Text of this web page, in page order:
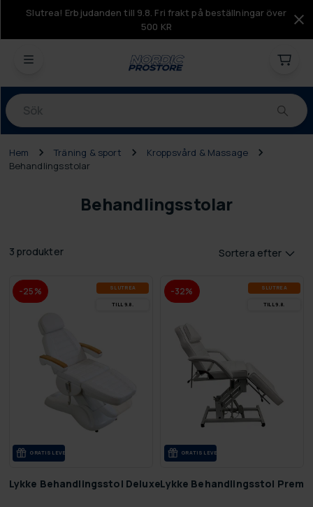
Slutrea! Erbjudanden till 9.8. Fri frakt på beställningar över
500 KR
Produkter
Hem Träning & sport
Kroppsvård & Massage
Behandlingsstolar
Behandlingsstolar
3 produkter Sortera efter
-25% SLUT­REA
TILL 9.8.
GRA­TIS LE­VE­RANS
Lykke Behandlingsstol Deluxe
-32% SLUT­REA
TILL 9.8.
GRA­TIS LE­VE­RANS
Lykke Behandlingsstol